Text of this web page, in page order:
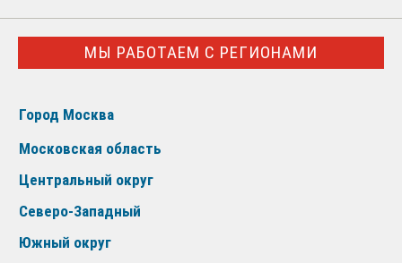
МЫ РАБОТАЕМ С РЕГИОНАМИ
Город Москва
Московская область
Центральный округ
Северо-Западный
Южный округ